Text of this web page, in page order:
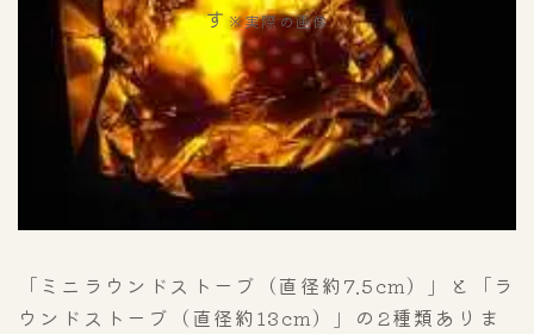
す ※実際の画像
「ミニラウンドストーブ（直径約7.5cm）」と「ラ
ウンドストーブ（直径約13cm）」の2種類ありま